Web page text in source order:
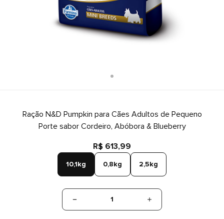
Ração N&D Pumpkin para Cães Adultos de Pequeno
Porte sabor Cordeiro, Abóbora & Blueberry
R$ 613,99
10,1kg 0,8kg 2,5kg
1